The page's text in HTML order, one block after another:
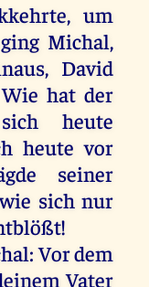
um
ging Michal,
, David
Wie hat der
sich
heute
heute vor
seiner
sich nur
!
:Vordem
Vater